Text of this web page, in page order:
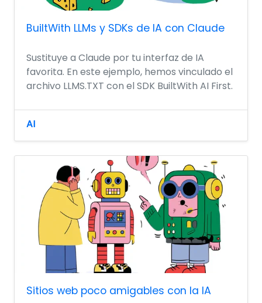
BuiltWith LLMs y SDKs de IA con Claude
Sustituye a Claude por tu interfaz de IA
favorita. En este ejemplo, hemos vinculado el
archivo LLMS.TXT con el SDK BuiltWith AI First.
AI
Sitios web poco amigables con la IA